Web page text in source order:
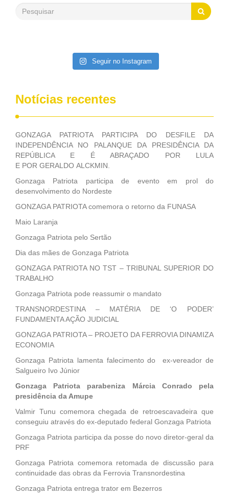
saneamento básico, em pequenas comunidades rurais.
Patriota disse ainda que, mesmo sem mandato,
Seguir no Instagram
Notícias recentes
GONZAGA PATRIOTA PARTICIPA DO DESFILE DA
INDEPENDÊNCIA NO PALANQUE DA PRESIDÊNCIA DA
REPÚBLICA E É ABRAÇADO POR LULA
E POR GERALDO ALCKMIN.
Gonzaga Patriota participa de evento em prol do
desenvolvimento do Nordeste
GONZAGA PATRIOTA comemora o retorno da FUNASA
Maio Laranja
Gonzaga Patriota pelo Sertão
Dia das mães de Gonzaga Patriota
GONZAGA PATRIOTA NO TST – TRIBUNAL SUPERIOR DO
TRABALHO
Gonzaga Patriota pode reassumir o mandato
TRANSNORDESTINA – MATÉRIA DE ‘O PODER’
FUNDAMENTA AÇÃO JUDICIAL
GONZAGA PATRIOTA – PROJETO DA FERROVIA DINAMIZA
ECONOMIA
Gonzaga Patriota lamenta falecimento do ex-vereador de
Salgueiro Ivo Júnior
Gonzaga Patriota parabeniza Márcia Conrado pela
presidência da Amupe
Valmir Tunu comemora chegada de retroescavadeira que
conseguiu através do ex-deputado federal Gonzaga Patriota
Gonzaga Patriota participa da posse do novo diretor-geral da
PRF
Gonzaga Patriota comemora retomada de discussão para
continuidade das obras da Ferrovia Transnordestina
Gonzaga Patriota entrega trator em Bezerros